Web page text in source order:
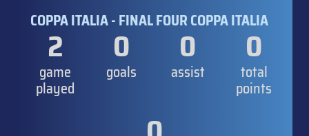
COPPA ITALIA - FINAL FOUR COPPA ITALIA
2
game
played
0
goals
0
assist
0
total
points